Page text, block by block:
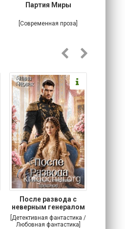
Партия Миры
[Современная проза]
После развода с
неверным генералом
драконов
[Детективная фантастика /
Любовная фантастика]